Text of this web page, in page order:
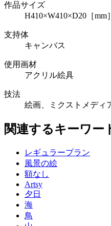
作品サイズ
H410×W410×D20［mm］
支持体
キャンバス
使用画材
アクリル絵具
技法
絵画、ミクストメディ
関連するキーワー
レギュラープラン
風景の絵
額なし
Artsy
夕日
海
鳥